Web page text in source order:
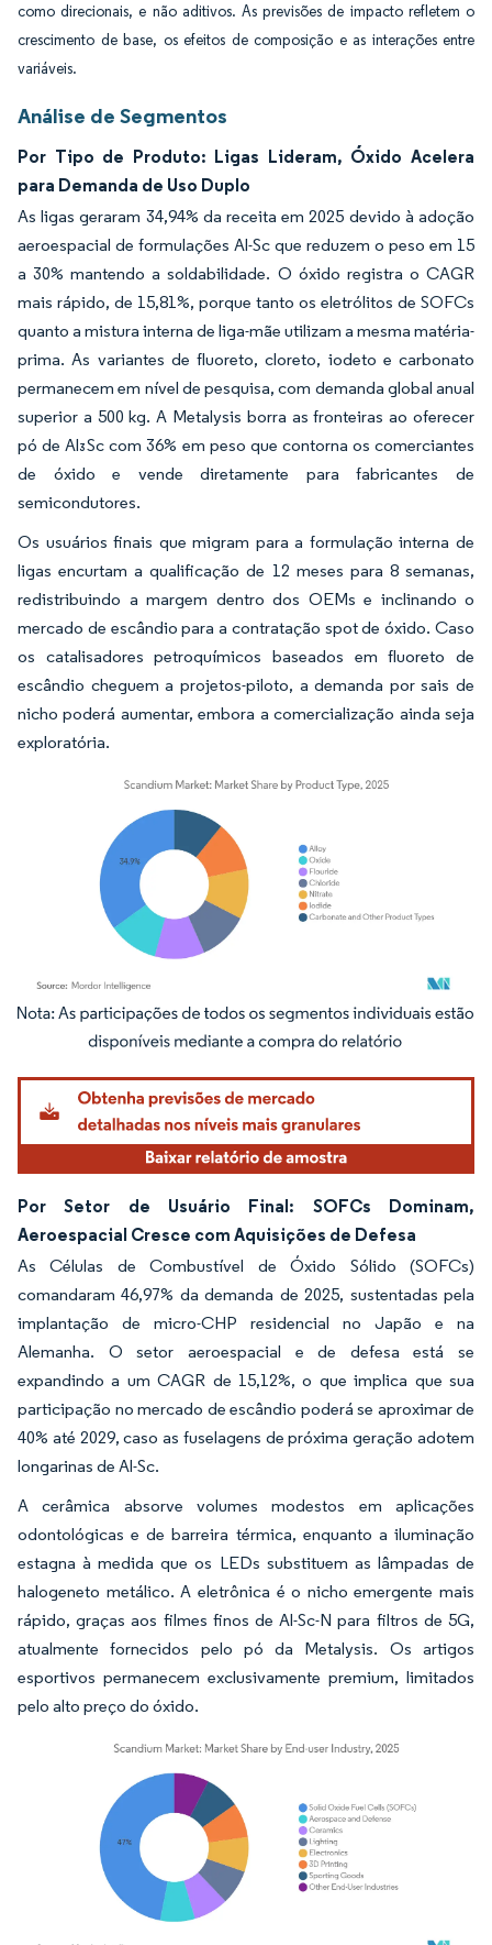
como direcionais, e não aditivos. As previsões de impacto refletem o
crescimento de base, os efeitos de composição e as interações entre
variáveis.
Análise de Segmentos
Por Tipo de Produto: Ligas Lideram, Óxido Acelera
para Demanda de Uso Duplo
As ligas geraram 34,94% da receita em 2025 devido à adoção
aeroespacial de formulações Al-Sc que reduzem o peso em 15
a 30% mantendo a soldabilidade. O óxido registra o CAGR
mais rápido, de 15,81%, porque tanto os eletrólitos de SOFCs
quanto a mistura interna de liga-mãe utilizam a mesma matéria-
prima. As variantes de fluoreto, cloreto, iodeto e carbonato
permanecem em nível de pesquisa, com demanda global anual
superior a 500 kg. A Metalysis borra as fronteiras ao oferecer
pó de Al₃Sc com 36% em peso que contorna os comerciantes
de óxido e vende diretamente para fabricantes de
semicondutores.
Os usuários finais que migram para a formulação interna de
ligas encurtam a qualificação de 12 meses para 8 semanas,
redistribuindo a margem dentro dos OEMs e inclinando o
mercado de escândio para a contratação spot de óxido. Caso
os catalisadores petroquímicos baseados em fluoreto de
escândio cheguem a projetos-piloto, a demanda por sais de
nicho poderá aumentar, embora a comercialização ainda seja
exploratória.
Imagem © Mordor Intelligence. O reuso requer atribuição conforme CC BY 4.0.
Por Setor de Usuário Final: SOFCs Dominam,
Aeroespacial Cresce com Aquisições de Defesa
As Células de Combustível de Óxido Sólido (SOFCs)
comandaram 46,97% da demanda de 2025, sustentadas pela
implantação de micro-CHP residencial no Japão e na
Alemanha. O setor aeroespacial e de defesa está se
expandindo a um CAGR de 15,12%, o que implica que sua
participação no mercado de escândio poderá se aproximar de
40% até 2029, caso as fuselagens de próxima geração adotem
longarinas de Al-Sc.
A cerâmica absorve volumes modestos em aplicações
odontológicas e de barreira térmica, enquanto a iluminação
estagna à medida que os LEDs substituem as lâmpadas de
halogeneto metálico. A eletrônica é o nicho emergente mais
rápido, graças aos filmes finos de Al-Sc-N para filtros de 5G,
atualmente fornecidos pelo pó da Metalysis. Os artigos
esportivos permanecem exclusivamente premium, limitados
pelo alto preço do óxido.